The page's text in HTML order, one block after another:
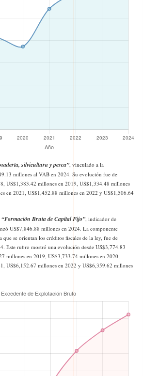
silvicultura y pesca”, vinculado a la
millones al VAB en 2024. Su evolución fue de
US$1,383.42 millones en 2019, US$1,334.48 millones
en 2021, US$1,452.88 millones en 2022 y US$1,506.64
“Formación Bruta de Capital Fijo”, indicador de
US$7,846.88 millones en 2024. La componente
se orientan los créditos fiscales de la ley, fue de
Este rubro mostró una evolución desde US$3,774.83
millones en 2019, US$3,733.74 millones en 2020,
US$6,152.67 millones en 2022 y US$6,359.62 millones